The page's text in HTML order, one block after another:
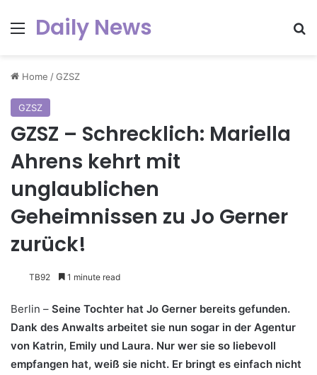
Menu
Daily News
Home /GZSZ
GZSZ
GZSZ – Schrecklich: Mariella
Ahrens kehrt mit
unglaublichen
Geheimnissen zu Jo Gerner
zurück!
TB92 1 minute read
Berlin – Seine Tochter hat Jo Gerner bereits gefunden.
Dank des Anwalts arbeitet sie nun sogar in der Agentur
von Katrin, Emily und Laura. Nur wer sie so liebevoll
empfangen hat, weiß sie nicht. Er bringt es einfach nicht